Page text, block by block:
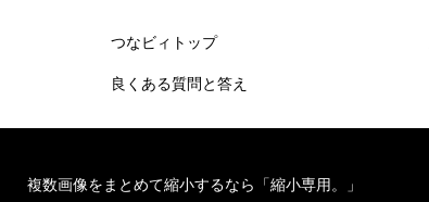
つなビィトップ
良くある質問と答え
複数画像をまとめて縮小するなら「縮小専用。」